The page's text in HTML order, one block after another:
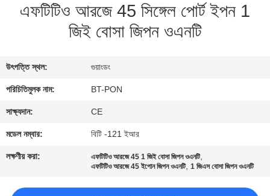
উদ্ধৃতির
সাইট
ম্যাপ
PRIVACY
এফটিটিও আরজে 45 সিঙ্গেল পোর্ট ইপন 1
জিই বোসা জিপন ওএনটি
উৎপত্তি স্থল: গুয়াংডং
পরিচিতিমুলক নাম: BT-PON
সাক্ষ্যদান: CE
মডেল নম্বার: বিটি -121 ইআর
লক্ষণীয় করা: এফটিটিও আরজে 45 1 জিই বোসা জিপন ওএনটি,
এফটিটিও আরজে 45 ইপোন জিপন ওএনটি,1 জিএস বোসা জিপন ওএনটি